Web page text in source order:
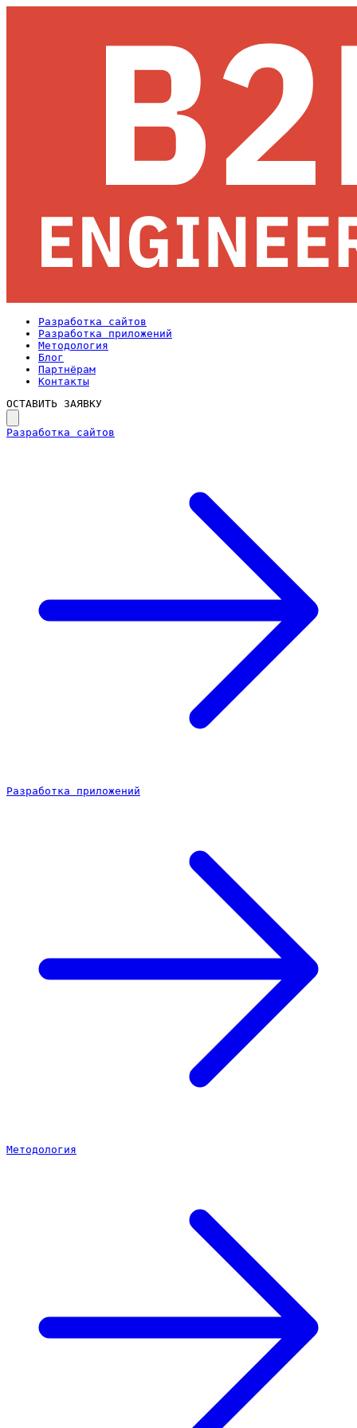
Разработка сайтов
Разработка приложений
Методология
Блог
Партнёрам
Контакты
ОСТАВИТЬ ЗАЯВКУ
Разработка сайтов
Разработка приложений
Методология